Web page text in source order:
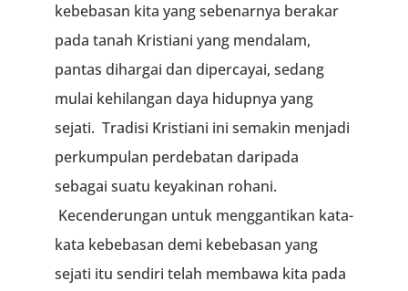
kebebasan kita yang sebenarnya berakar
pada tanah Kristiani yang mendalam,
pantas dihargai dan dipercayai, sedang
mulai kehilangan daya hidupnya yang
sejati. Tradisi Kristiani ini semakin menjadi
perkumpulan perdebatan daripada
sebagai suatu keyakinan rohani.
Kecenderungan untuk menggantikan kata-
kata kebebasan demi kebebasan yang
sejati itu sendiri telah membawa kita pada